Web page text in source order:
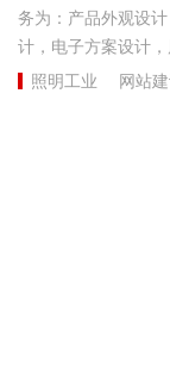
务为：产品外观设
计，电子方案设计
照明工业
网站